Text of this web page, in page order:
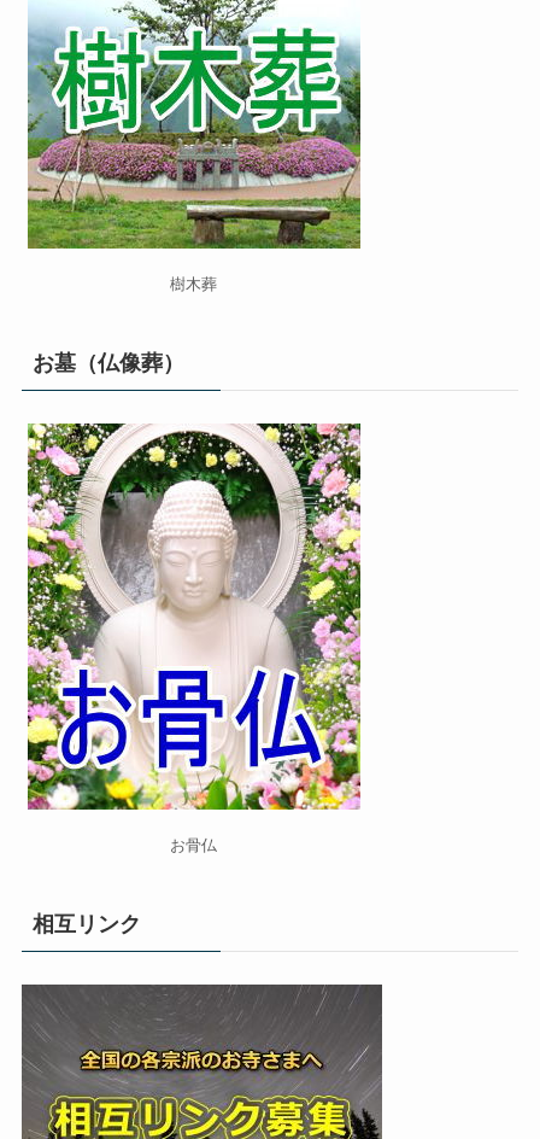
樹木葬
お墓（仏像葬）
お骨仏
相互リンク